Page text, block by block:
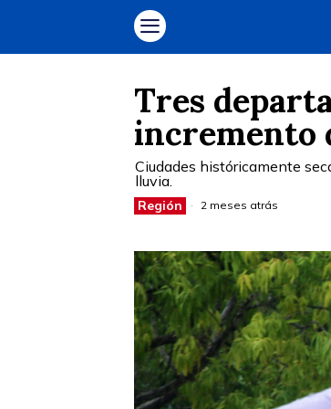
Tres
incremento
Ciudades históricamente
lluvia.
Región 2 meses atrás